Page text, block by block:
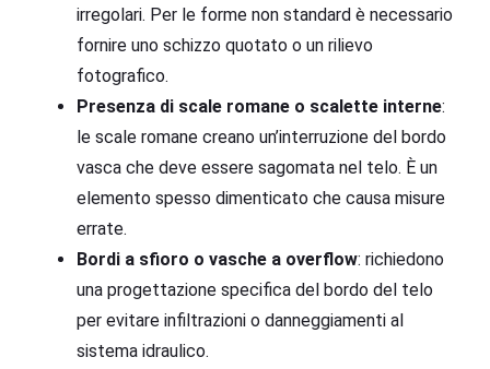
irregolari. Per le forme non standard è necessario
fornire uno schizzo quotato o un rilievo
fotografico.
Presenza di scale romane o scalette interne:
le scale romane creano un’interruzione del bordo
vasca che deve essere sagomata nel telo. È un
elemento spesso dimenticato che causa misure
errate.
Bordi a sfioro o vasche a overflow: richiedono
una progettazione specifica del bordo del telo
per evitare infiltrazioni o danneggiamenti al
sistema idraulico.